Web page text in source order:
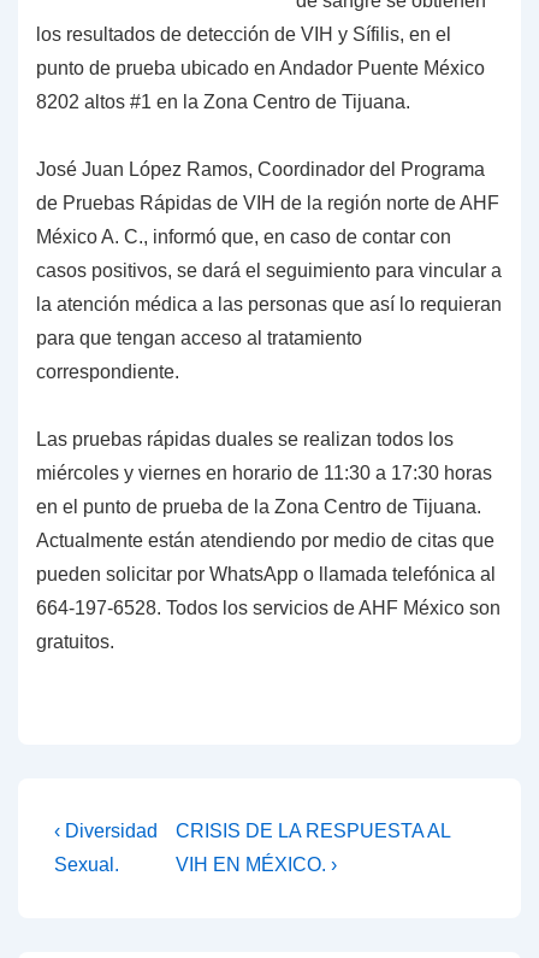
los resultados de detección de VIH y Sífilis, en el
punto de prueba ubicado en Andador Puente México
8202 altos #1 en la Zona Centro de Tijuana.
José Juan López Ramos, Coordinador del Programa
de Pruebas Rápidas de VIH de la región norte de AHF
México A. C., informó que, en caso de contar con
casos positivos, se dará el seguimiento para vincular a
la atención médica a las personas que así lo requieran
para que tengan acceso al tratamiento
correspondiente.
Las pruebas rápidas duales se realizan todos los
miércoles y viernes en horario de 11:30 a 17:30 horas
en el punto de prueba de la Zona Centro de Tijuana.
Actualmente están atendiendo por medio de citas que
pueden solicitar por WhatsApp o llamada telefónica al
664-197-6528. Todos los servicios de AHF México son
gratuitos.
Navegación
de
La
entrada
‹ Diversidad
Sexual.
La
entrada
CRISIS DE LA RESPUESTA AL
VIH EN MÉXICO. ›